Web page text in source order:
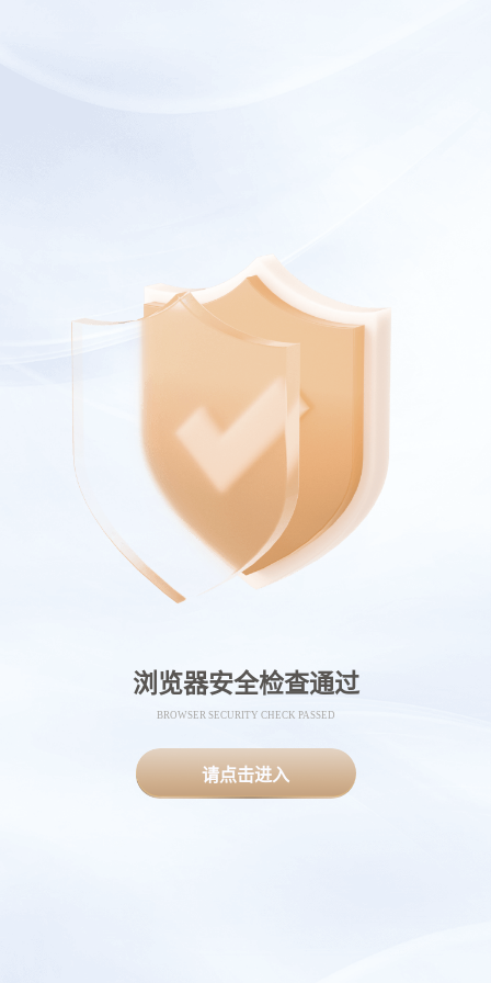
浏览器安全检查通过
BROWSER SECURITY CHECK PASSED
请点击进入